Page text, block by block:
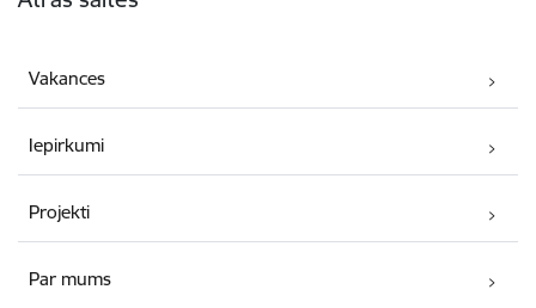
Vakances
Iepirkumi
Projekti
Par mums